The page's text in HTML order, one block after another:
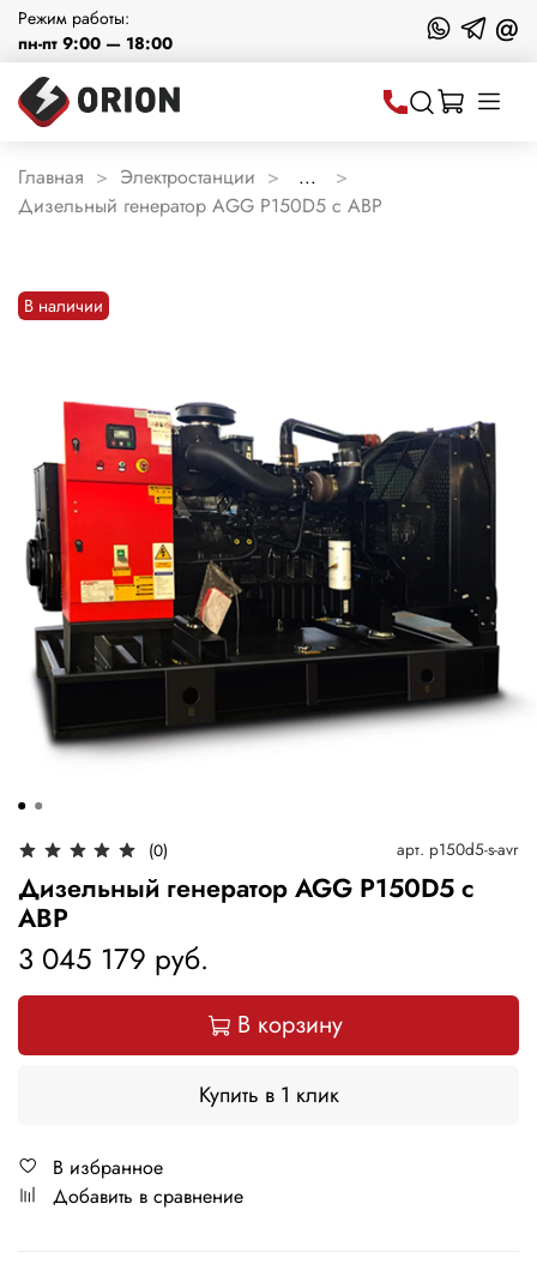
Режим работы:
пн-пт 9:00 — 18:00
@
Главная Электростанции
...
Дизельный генератор AGG P150D5 с АВР
В наличии
(0) арт. p150d5-s-avr
Дизельный генератор AGG P150D5 с
АВР
3 045 179 руб.
В корзину
Купить в 1 клик
В избранное
Добавить в сравнение